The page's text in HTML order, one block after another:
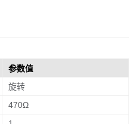
参数值
旋转
470Ω